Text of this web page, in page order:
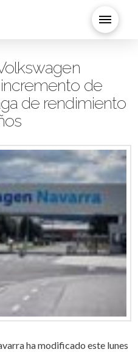
de
de rendimiento
ha modificado este lunes